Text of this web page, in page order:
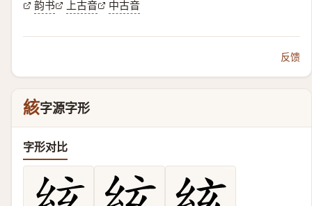
韵书 上古音 中古音
反馈
絯字源字形
字形对比